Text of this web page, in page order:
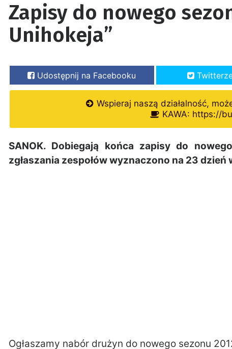
Zapisy do nowego
Unihokeja”
Udostępnij na Facebooku
Wspieraj naszą działalność,
KAWA: https://
SANOK. Dobiegają końca zapisy do
zgłaszania zespołów wyznaczono na 23
Ogłaszamy nabór drużyn do nowego sezonu